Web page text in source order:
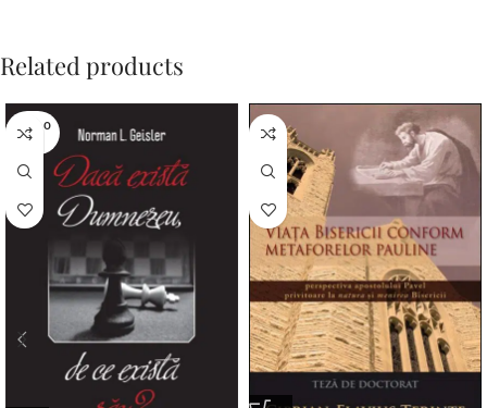
Related products
SOLD O
UT